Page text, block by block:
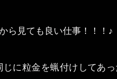
ら見ても良い仕事！！！♪
じに粒金を蝋付けしてあ